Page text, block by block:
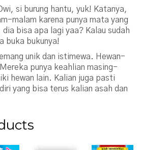
si burung hantu, yuk! Katanya,
malam karena punya mata yang
bisa apa lagi yaa? Kalau sudah
buka bukunya!
unik dan istimewa. Hewan-
punya keahlian masing-
hewan lain. Kalian juga pasti
yang bisa terus kalian asah dan